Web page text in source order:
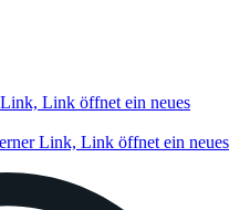
Link öffnet ein neues
Link, Link öffnet ein neues